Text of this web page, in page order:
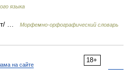
языка
… Морфемно-орфографический словарь
18+
на сайте